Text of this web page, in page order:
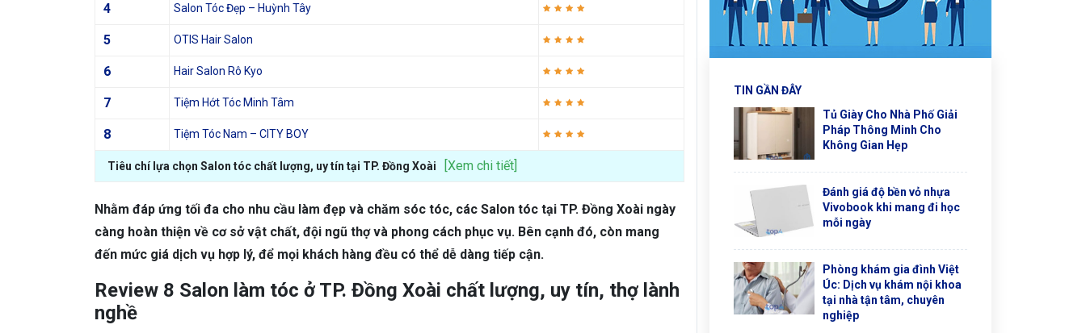
4 Salon Tóc Đẹp – Huỳnh Tây
5 OTIS Hair Salon
6 Hair Salon Rô Kyo
7 Tiệm Hớt Tóc Minh Tâm
8 Tiệm Tóc Nam – CITY BOY
Tiêu chí lựa chọn Salon tóc chất lượng, uy tín tại TP. Đồng Xoài [Xem chi tiết]
Nhằm đáp ứng tối đa cho nhu cầu làm đẹp và chăm sóc tóc, các Salon tóc tại TP. Đồng Xoài ngày
càng hoàn thiện về cơ sở vật chất, đội ngũ thợ và phong cách phục vụ. Bên cạnh đó, còn mang
đến mức giá dịch vụ hợp lý, để mọi khách hàng đều có thể dễ dàng tiếp cận.
Review 8 Salon làm tóc ở TP. Đồng Xoài chất lượng, uy tín, thợ lành
nghề
TIN GẦN ĐÂY
Tủ Giày Cho Nhà Phố Giải
Pháp Thông Minh Cho
Không Gian Hẹp
Đánh giá độ bền vỏ nhựa
Vivobook khi mang đi học
mỗi ngày
Phòng khám gia đình Việt
Úc: Dịch vụ khám nội khoa
tại nhà tận tâm, chuyên
nghiệp